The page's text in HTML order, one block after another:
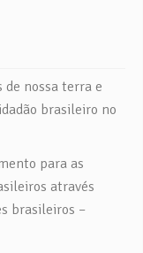
nossa terra e
brasileiro no
para as
através
brasileiros –